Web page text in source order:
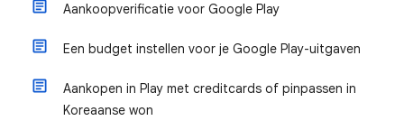
Aankoopverificatie voor Google Play
Een budget instellen voor je Google Play-uitgaven
Aankopen in Play met creditcards of pinpassen in
Koreaanse won